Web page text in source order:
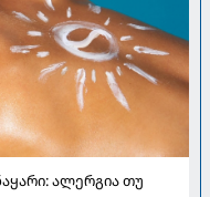
ალერგია თუ